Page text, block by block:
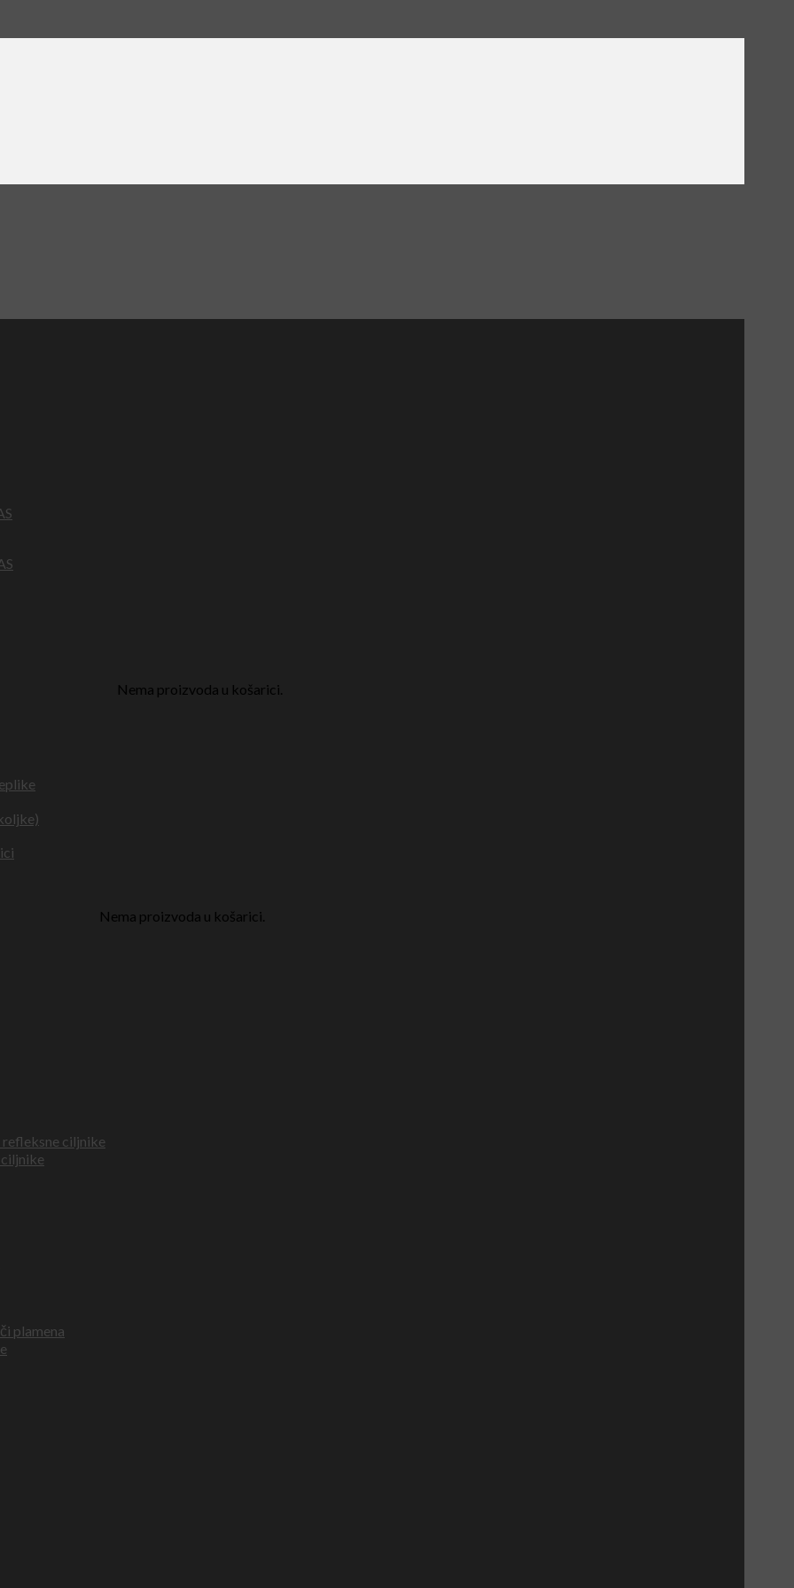
Nema proizvoda u košarici.
Nema proizvoda u košarici.
ciljnike
plamena